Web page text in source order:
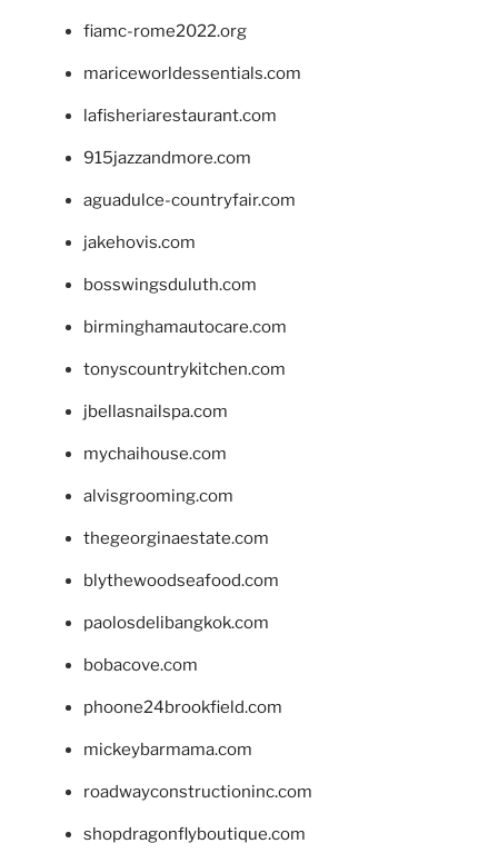
fiamc-rome2022.org
mariceworldessentials.com
lafisheriarestaurant.com
915jazzandmore.com
aguadulce-countryfair.com
jakehovis.com
bosswingsduluth.com
birminghamautocare.com
tonyscountrykitchen.com
jbellasnailspa.com
mychaihouse.com
alvisgrooming.com
thegeorginaestate.com
blythewoodseafood.com
paolosdelibangkok.com
bobacove.com
phoone24brookfield.com
mickeybarmama.com
roadwayconstructioninc.com
shopdragonflyboutique.com